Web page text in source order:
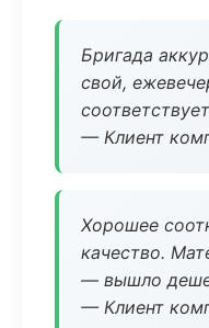
Бригада
свой,
— Клиент
Хорошее
качество.
— вышло
— Клиент